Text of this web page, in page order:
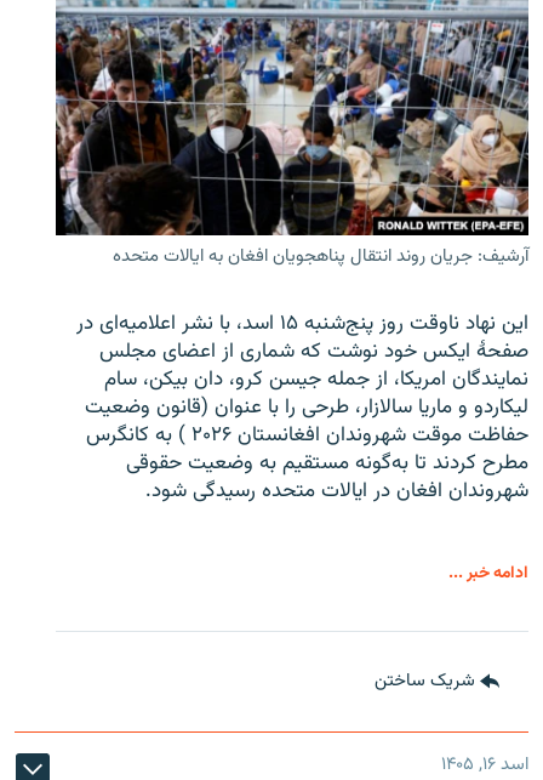
آرشیف: جریان روند انتقال پناهجویان افغان به ایالات متحده
این نهاد ناوقت روز پنج‌شنبه ۱۵ اسد، با نشر اعلامیه‌ای در
صفحۀ ایکس خود نوشت که شماری از اعضای مجلس
نمایندگان امریکا، از جمله جیسن کرو، دان بیکن، سام
لیکاردو و ماریا سالازار، طرحی را با عنوان (قانون وضعیت
حفاظت موقت شهروندان افغانستان ۲۰۲۶ ) به کانگرس
مطرح کردند تا به‌گونه مستقیم به وضعیت حقوقی
شهروندان افغان در ایالات متحده رسیدگی شود.
ادامه خبر ...
شریک ساختن
اسد ۱۶, ۱۴۰۵